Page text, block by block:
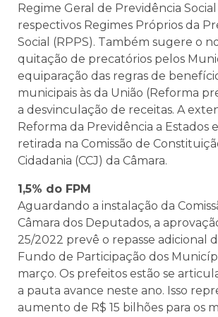
Regime Geral de Previdência Social
respectivos Regimes Próprios da
Social (RPPS). Também sugere o
quitação de precatórios pelos
equiparação das regras de
municipais às da União (Reforma
a desvinculação de receitas. A
Reforma da Previdência a Estados
retirada na Comissão de
Cidadania (CCJ) da Câmara.
1,5% do FPM
Aguardando a instalação da
Câmara dos Deputados, a
25/2022 prevê o repasse adicional
Fundo de Participação dos
março. Os prefeitos estão se
a pauta avance neste ano. Isso
aumento de R$ 15 bilhões para os